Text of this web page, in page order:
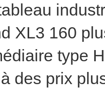
XL3 160
type
des prix